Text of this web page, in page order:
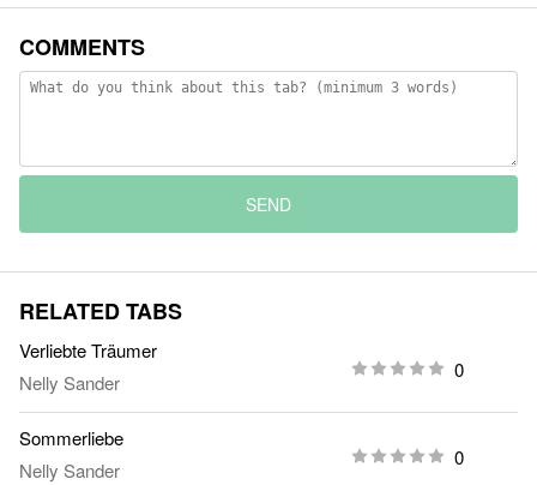
COMMENTS
SEND
RELATED TABS
Verliebte Träumer
Nelly Sander
0
Sommerliebe
Nelly Sander
0